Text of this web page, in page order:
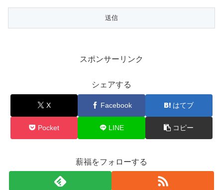
スポンサーリンク
シェアする
X Facebook はてブ
Pocket LINE コピー
薪福をフォローする